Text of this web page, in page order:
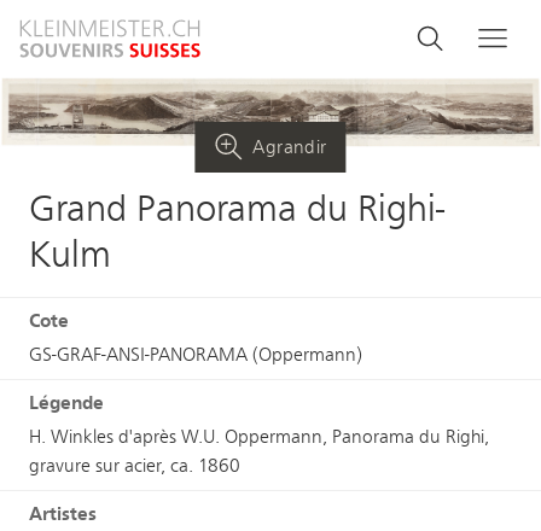
au
principal
Search
and
menu
Rechercher
Agrandir
Grand Panorama du Righi-
Kulm
Cote
GS-GRAF-ANSI-PANORAMA (Oppermann)
Légende
H. Winkles d'après W.U. Oppermann, Panorama du Righi,
gravure sur acier, ca. 1860
Artistes